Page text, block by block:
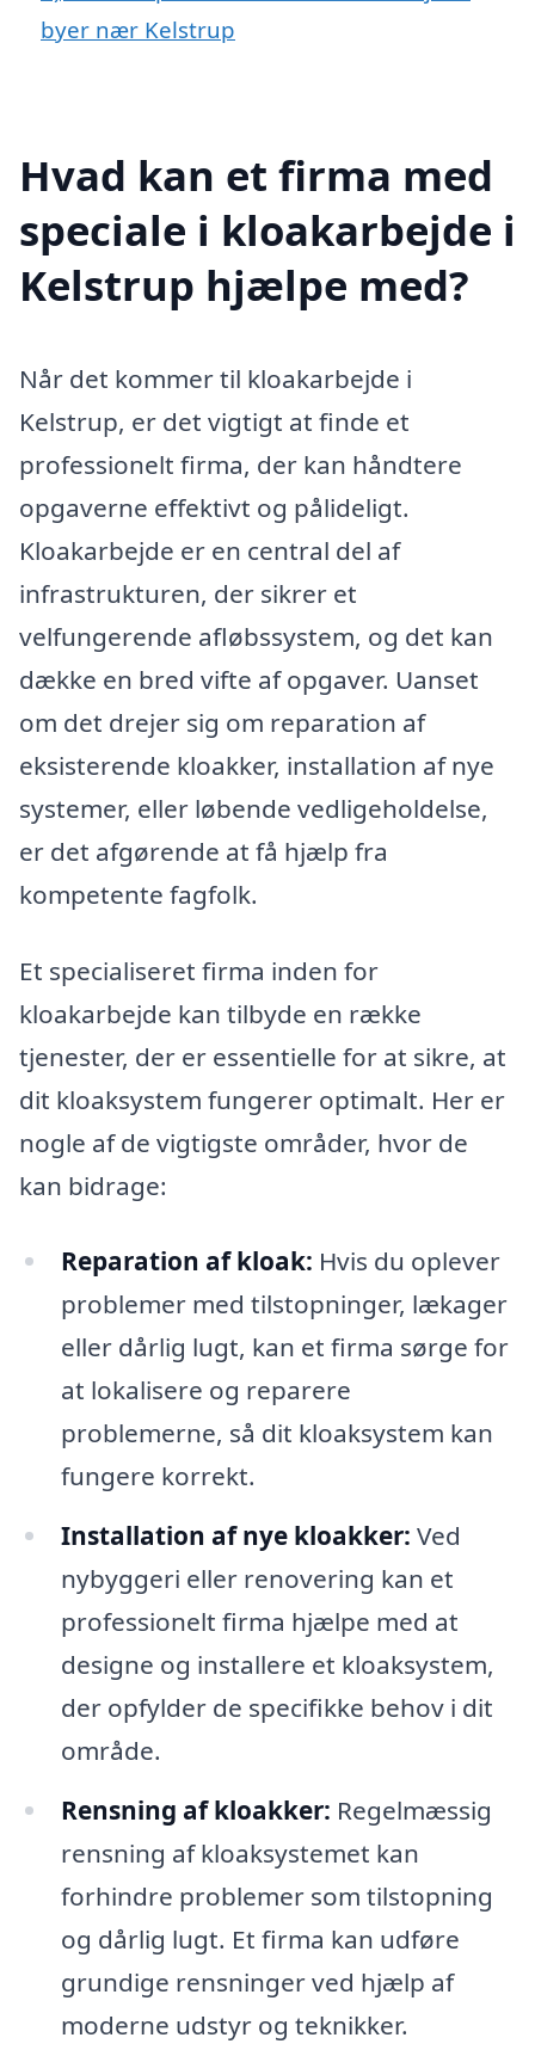
byer nær Kelstrup
Hvad kan et firma med
speciale i kloakarbejde i
Kelstrup hjælpe med?
Når det kommer til kloakarbejde i
Kelstrup, er det vigtigt at finde et
professionelt firma, der kan håndtere
opgaverne effektivt og pålideligt.
Kloakarbejde er en central del af
infrastrukturen, der sikrer et
velfungerende afløbssystem, og det kan
dække en bred vifte af opgaver. Uanset
om det drejer sig om reparation af
eksisterende kloakker, installation af nye
systemer, eller løbende vedligeholdelse,
er det afgørende at få hjælp fra
kompetente fagfolk.
Et specialiseret firma inden for
kloakarbejde kan tilbyde en række
tjenester, der er essentielle for at sikre, at
dit kloaksystem fungerer optimalt. Her er
nogle af de vigtigste områder, hvor de
kan bidrage:
Reparation af kloak: Hvis du oplever
problemer med tilstopninger, lækager
eller dårlig lugt, kan et firma sørge for
at lokalisere og reparere
problemerne, så dit kloaksystem kan
fungere korrekt.
Installation af nye kloakker: Ved
nybyggeri eller renovering kan et
professionelt firma hjælpe med at
designe og installere et kloaksystem,
der opfylder de specifikke behov i dit
område.
Rensning af kloakker: Regelmæssig
rensning af kloaksystemet kan
forhindre problemer som tilstopning
og dårlig lugt. Et firma kan udføre
grundige rensninger ved hjælp af
moderne udstyr og teknikker.